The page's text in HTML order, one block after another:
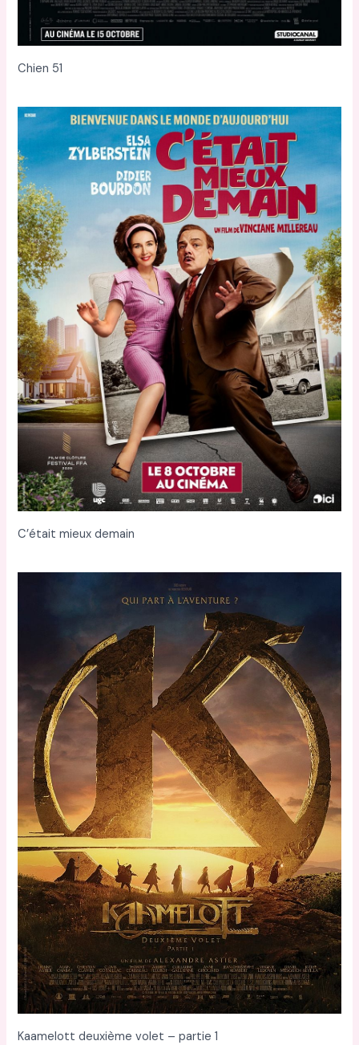
Chien 51
C’était mieux demain
Kaamelott deuxième volet – partie 1